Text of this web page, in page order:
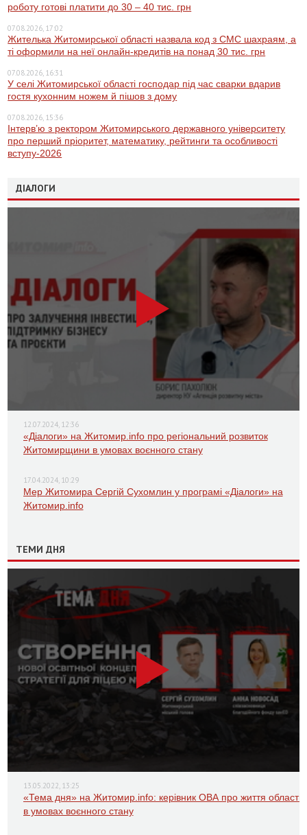
роботу готові платити до 30 – 40 тис. грн
07.08.2026, 17:02
Жителька Житомирської області назвала код з СМС шахраям, а
ті оформили на неї онлайн-кредитів на понад 30 тис. грн
07.08.2026, 16:31
У селі Житомирської області господар під час сварки вдарив
гостя кухонним ножем й пішов з дому
07.08.2026, 15:36
Інтерв’ю з ректором Житомирського державного університету
про перший пріоритет, математику, рейтинги та особливості
вступу-2026
ДІАЛОГИ
12.07.2024, 12:36
«Діалоги» на Житомир.info про регіональний розвиток
Житомирщини в умовах воєнного стану
17.04.2024, 10:29
Мер Житомира Сергій Сухомлин у програмі «Діалоги» на
Житомир.info
ТЕМИ ДНЯ
13.05.2022, 13:25
«Тема дня» на Житомир.info: керівник ОВА про життя області
в умовах воєнного стану